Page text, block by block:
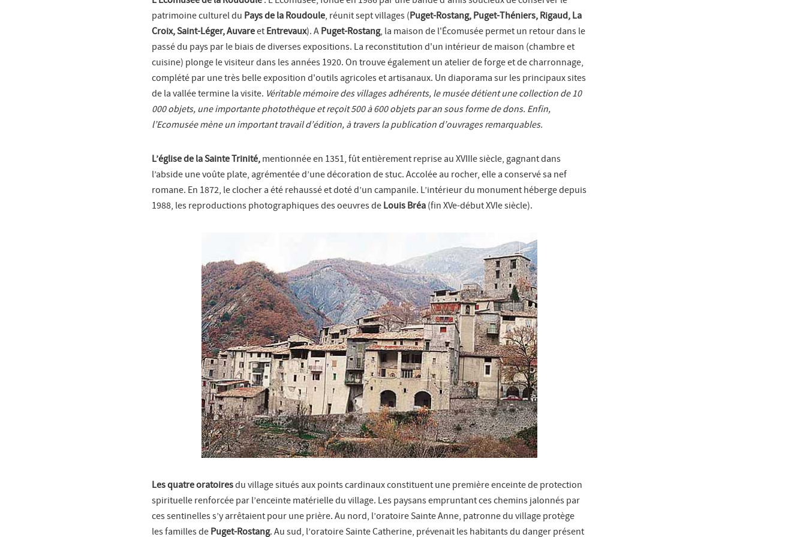
patrimoine culturel du Pays de la Roudoule , réunit sept villages (Puget-Rostang, Puget-Théniers, Rigaud, La
Croix, Saint-Léger, Auvareet Entrevaux). A Puget-Rostang, la maison de l'Écomusée permet un retour dans le
passé du pays par le biais de diverses expositions. La reconstitution d'un intérieur de maison (chambre et
cuisine) plonge le visiteur dans les années 1920. On trouve également un atelier de forge et de charronnage,
complété par une très belle exposition d'outils agricoles et artisanaux. Un diaporama sur les principaux sites
de la vallée termine la visite. Véritable mémoire des villages adhérents, le musée détient une collection de 10
000 objets, une importante photothèque et reçoit 500 à 600 objets par an sous forme de dons. Enfin,
l’Ecomusée mène un important travail d’édition, à travers la publication d’ouvrages remarquables.
L’église de la Sainte Trinité, mentionnée en 1351, fût entièrement reprise au XVIIIe siècle, gagnant dans
l’abside une voûte plate, agrémentée d’une décoration de stuc. Accolée au rocher, elle a conservé sa nef
romane. En 1872, le clocher a été rehaussé et doté d’un campanile. L’intérieur du monument héberge depuis
1988, les reproductions photographiques des oeuvres de Louis Bréa (fin XVe-début XVIe siècle).
Les quatre oratoiresdu village situés aux points cardinaux constituent une première enceinte de protection
spirituelle renforcée par l’enceinte matérielle du village. Les paysans empruntant ces chemins jalonnés par
ces sentinelles s’y arrêtaient pour une prière. Au nord, l’oratoire Sainte Anne, patronne du village protège
les familles de Puget-Rostang. Au sud, l’oratoire Sainte Catherine, prévenait les habitants du danger présent